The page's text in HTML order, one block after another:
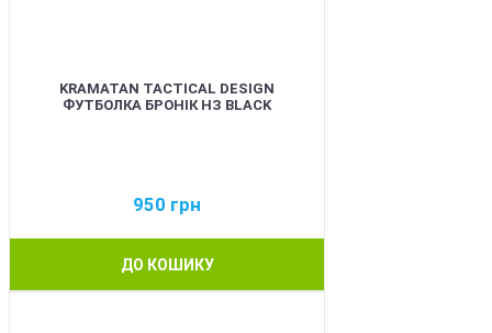
KRAMATAN TACTICAL DESIGN
ФУТБОЛКА БРОНІК НЗ BLACK
950 грн
ДО КОШИКУ